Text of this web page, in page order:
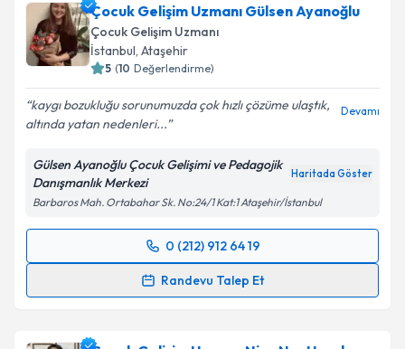
Çocuk Gelişim Uzmanı Kader Gökiçin randevu
takvimi talebi oluşturun. Size bu uzmandan randevu
almanız için bir takvim hazırlandığında e-posta ile
bilgilendireceğiz.
E-posta Adresiniz
Kişisel verilerimin işlenmesine ilişkin
Metni'ni okudum ve kişisel verilerimin belirtilen
kapsamda işlenmesini kabul ediyorum.
Takvim Talebini Gönder
Çocuk Gelişim Uzmanı Gülsen Ayanoğlu
Çocuk Gelişim Uzmanı
İstanbul, Ataşehir
5 (10 Değerlendirme)
kaygı bozukluğu sorunumuzda çok hızlı çözüme ulaştık,
altında yatan nedenleri...
Devamı
Gülsen Ayanoğlu Çocuk Gelişimi ve Pedagojik
Danışmanlık Merkezi
Haritada Göster
Barbaros Mah. Ortabahar Sk. No:24/1 Kat:1 Ataşehir/İstanbul
0 (212) 912 64 19
Randevu Talep Et
Randevu Takvimi Talebi